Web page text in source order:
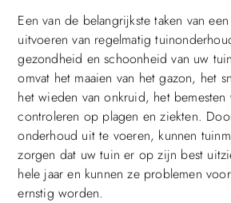
Een van de belangrijkste taken van
uitvoeren van regelmatig
gezondheid en schoonheid van uw
omvat het maaien van het gazon, het
het wieden van onkruid, het bemesten
controleren op plagen en ziekten.
onderhoud uit te voeren, kunnen
zorgen dat uw tuin er op zijn best
hele jaar en kunnen ze problemen
ernstig worden.